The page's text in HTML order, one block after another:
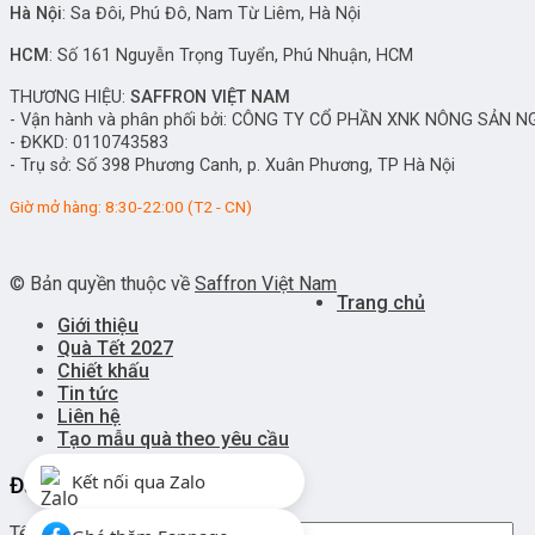
Hà Nội: Sa Đôi, Phú Đô, Nam Từ Liêm, Hà Nội
HCM: Số 161 Nguyễn Trọng Tuyển, Phú Nhuận, HCM
THƯƠNG HIỆU: SAFFRON VIỆT NAM
- Vận hành và phân phối bởi: CÔNG TY CỔ PHẦN XNK NÔNG SẢN
- ĐKKD: 0110743583
- Trụ sở: Số 398 Phương Canh, p. Xuân Phương, TP Hà Nội
Giờ mở hàng: 8:30-22:00 (T2 - CN)
© Bản quyền thuộc về Saffron Việt Nam
Trang chủ
Giới thiệu
Quà Tết 2027
Chiết khấu
Tin tức
Liên hệ
Tạo mẫu quà theo yêu cầu
Kết nối qua Zalo
Đăng nhập